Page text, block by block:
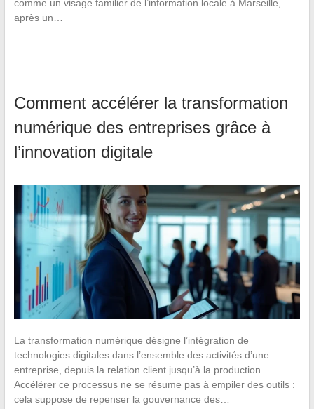
comme un visage familier de l’information locale à Marseille,
après un…
Comment accélérer la transformation
numérique des entreprises grâce à
l’innovation digitale
La transformation numérique désigne l’intégration de
technologies digitales dans l’ensemble des activités d’une
entreprise, depuis la relation client jusqu’à la production.
Accélérer ce processus ne se résume pas à empiler des outils :
cela suppose de repenser la gouvernance des…